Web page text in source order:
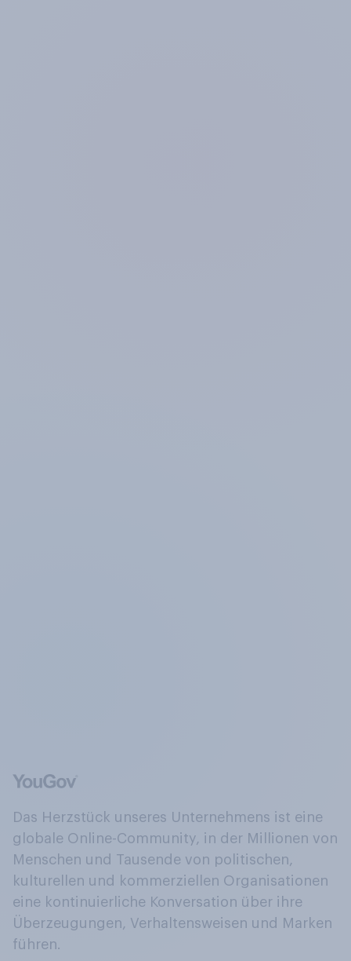
Das Herzstück unseres Unternehmens ist eine
globale Online-Community, in der Millionen von
Menschen und Tausende von politischen,
kulturellen und kommerziellen Organisationen
eine kontinuierliche Konversation über ihre
Überzeugungen, Verhaltensweisen und Marken
führen.